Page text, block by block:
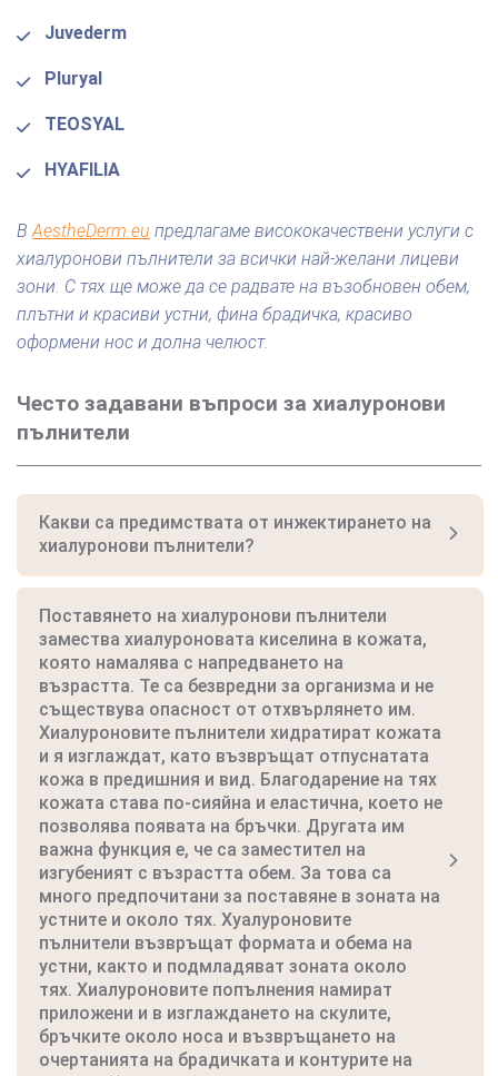
Juvederm
Pluryal
TEOSYAL
HYAFILIA
ВAestheDerm.eu предлагаме висококачествени услуги с
хиалуронови пълнители за всички най-желани лицеви
зони. С тях ще може да се радвате на възобновен обем,
плътни и красиви устни, фина брадичка, красиво
оформени нос и долна челюст.
Често задавани въпроси за хиалуронови
пълнители
Какви са предимствата от инжектирането на
хиалуронови пълнители?
Поставянето на хиалуронови пълнители
замества хиалуроновата киселина в кожата,
която намалява с напредването на
възрастта. Те са безвредни за организма и не
съществува опасност от отхвърлянето им.
Хиалуроновите пълнители хидратират кожата
и я изглаждат, като възвръщат отпуснатата
кожа в предишния и вид. Благодарение на тях
кожата става по-сияйна и еластична, което не
позволява появата на бръчки. Другата им
важна функция е, че са заместител на
изгубеният с възрастта обем. За това са
много предпочитани за поставяне в зоната на
устните и около тях. Хуалуроновите
пълнители възвръщат формата и обема на
устни, както и подмладяват зоната около
тях. Хиалуроновите попълнения намират
приложени и в изглаждането на скулите,
бръчките около носа и възвръщането на
очертанията на брадичката и контурите на